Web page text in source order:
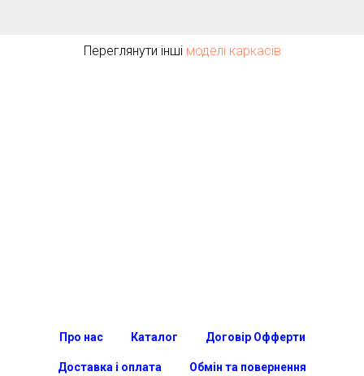
Переглянути інші моделі каркасів
Про нас Каталог Договір Офферти
Доставка і оплата Обмін та повернення